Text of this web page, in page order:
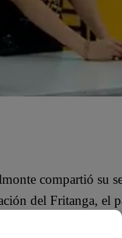
compartió su
del Fritanga, el